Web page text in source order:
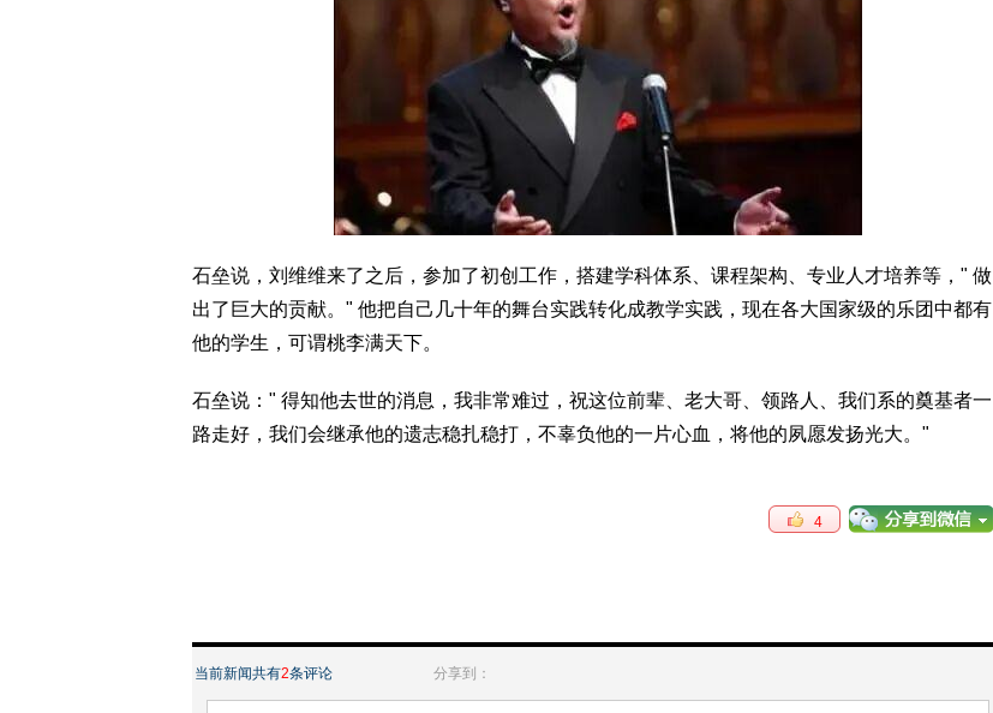
石垒说，刘维维来了之后，参加了初创工作，搭建学科体系、课程架构、专业人才培养等，" 做
出了巨大的贡献。" 他把自己几十年的舞台实践转化成教学实践，现在各大国家级的乐团中都有
他的学生，可谓桃李满天下。
石垒说：" 得知他去世的消息，我非常难过，祝这位前辈、老大哥、领路人、我们系的奠基者一
路走好，我们会继承他的遗志稳扎稳打，不辜负他的一片心血，将他的夙愿发扬光大。"
4
当前新闻共有2条评论 分享到：